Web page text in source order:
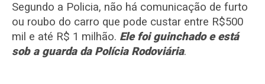
Segundo a Policia, não há comunicação de furto
ou roubo do carro que pode custar entre R$500
mil e até R$ 1 milhão. Ele foi guinchado e está
sob a guarda da Polícia Rodoviária.